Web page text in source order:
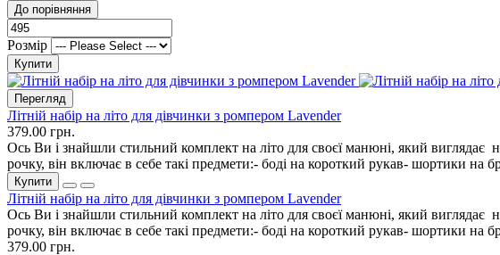
До порівняння
Розмір
Купити
Перегляд
Літній набір на літо для дівчинки з ромпером Lavender
379.00 грн.
Ось Ви і знайшли стильний комплект на літо для своєї манюні, який виглядає
рочку, він включає в себе такі предмети:- боді на короткий рукав- шортики на
Купити
Літній набір на літо для дівчинки з ромпером Lavender
Ось Ви і знайшли стильний комплект на літо для своєї манюні, який виглядає
рочку, він включає в себе такі предмети:- боді на короткий рукав- шортики на
379.00 грн.